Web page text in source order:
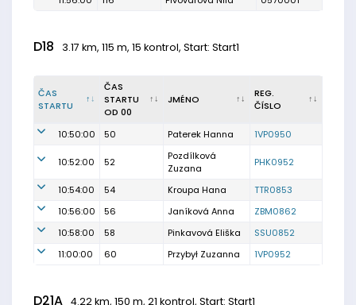
D18 3.17 km, 115 m, 15 kontrol, Start: Start1
ČAS
STARTU
ČAS
STARTU
OD 00
JMÉNO
REG.
ČÍSLO
10:50:00 50 Paterek Hanna 1VP0950
10:52:00 52
Pozdílková
Zuzana
PHK0952
10:54:00 54 Kroupa Hana
TTR0853
10:56:00
56 Janíková Anna
ZBM0862
10:58:00
58 Pinkavová Eliška
SSU0852
11:00:00
60 Przybył Zuzanna 1VP0952
D21A 4.22 km, 150 m, 21 kontrol, Start: Start1